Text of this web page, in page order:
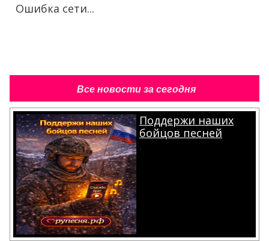
Ошибка сети...
Все новости за сегодня
Поддержи наших
бойцов песней
.